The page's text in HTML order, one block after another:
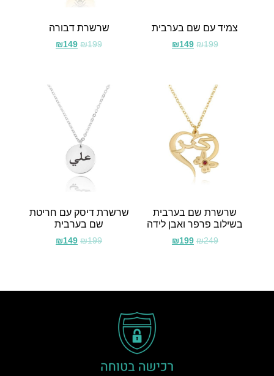
צמיד עם שם בערבית
₪199
₪149
שרשרת דבורה
₪199
₪149
שרשרת שם בערבית
בשילוב פרפר ואבן לידה
₪249
₪199
שרשרת דיסק עם חריטת
שם בערבית
₪199
₪149